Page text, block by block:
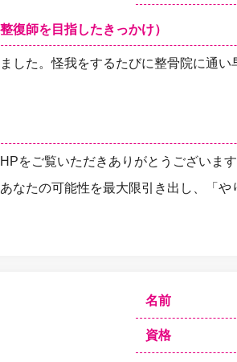
復師を目指したきっかけ）
した。怪我をするたびに整骨院に通
をご覧いただきありがとうございます
なたの可能性を最大限引き出し、「
名前
資格